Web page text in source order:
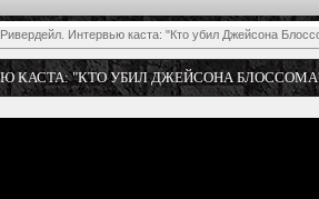
Интервью каста: "Кто убил Джейсона
КАСТА: "КТО УБИЛ ДЖЕЙСОНА